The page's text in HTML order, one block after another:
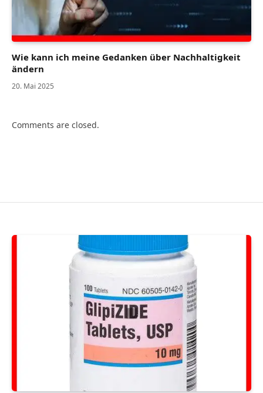
Wie kann ich meine Gedanken über Nachhaltigkeit
ändern
20. Mai 2025
Comments are closed.